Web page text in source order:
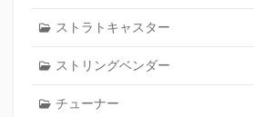
ストラトキャスター
ストリングベンダー
チューナー